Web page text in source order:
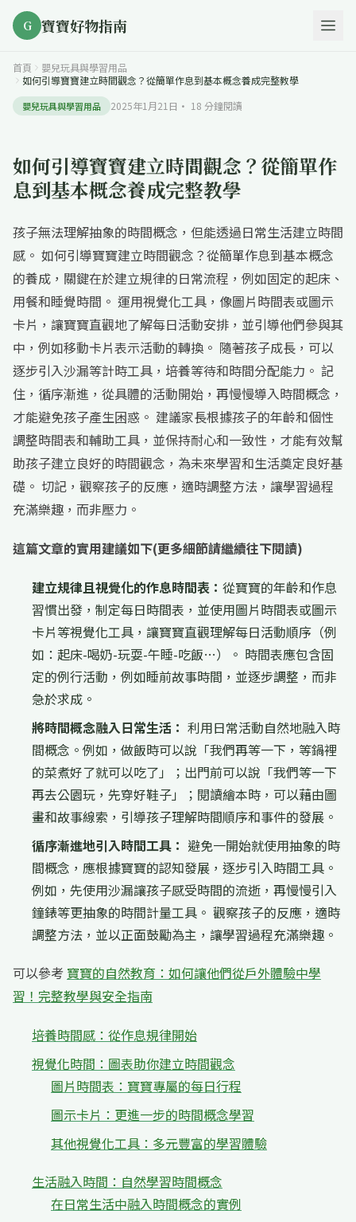
G 寶寶好物指南
首頁
嬰兒玩具與學習用品
如何引導寶寶建立時間觀念？從簡單作息到基本概念養成完整教學
嬰兒玩具與學習用品 2025年1月21日 · 18 分鐘閱讀
如何引導寶寶建立時間觀念？從簡單作
息到基本概念養成完整教學
孩子無法理解抽象的時間概念，但能透過日常生活建立時間
感。 如何引導寶寶建立時間觀念？從簡單作息到基本概念
的養成，關鍵在於建立規律的日常流程，例如固定的起床、
用餐和睡覺時間。 運用視覺化工具，像圖片時間表或圖示
卡片，讓寶寶直觀地了解每日活動安排，並引導他們參與其
中，例如移動卡片表示活動的轉換。 隨著孩子成長，可以
逐步引入沙漏等計時工具，培養等待和時間分配能力。 記
住，循序漸進，從具體的活動開始，再慢慢導入時間概念，
才能避免孩子產生困惑。 建議家長根據孩子的年齡和個性
調整時間表和輔助工具，並保持耐心和一致性，才能有效幫
助孩子建立良好的時間觀念，為未來學習和生活奠定良好基
礎。 切記，觀察孩子的反應，適時調整方法，讓學習過程
充滿樂趣，而非壓力。
這篇文章的實用建議如下(更多細節請繼續往下閱讀)
建立規律且視覺化的作息時間表： 從寶寶的年齡和作息
習慣出發，制定每日時間表，並使用圖片時間表或圖示
卡片等視覺化工具，讓寶寶直觀理解每日活動順序（例
如：起床-喝奶-玩耍-午睡-吃飯…）。 時間表應包含固
定的例行活動，例如睡前故事時間，並逐步調整，而非
急於求成。
將時間概念融入日常生活： 利用日常活動自然地融入時
間概念。例如，做飯時可以說「我們再等一下，等鍋裡
的菜煮好了就可以吃了」；出門前可以說「我們等一下
再去公園玩，先穿好鞋子」；閱讀繪本時，可以藉由圖
畫和故事線索，引導孩子理解時間順序和事件的發展。
循序漸進地引入時間工具： 避免一開始就使用抽象的時
間概念，應根據寶寶的認知發展，逐步引入時間工具。
例如，先使用沙漏讓孩子感受時間的流逝，再慢慢引入
鐘錶等更抽象的時間計量工具。 觀察孩子的反應，適時
調整方法，並以正面鼓勵為主，讓學習過程充滿樂趣。
可以參考 寶寶的自然教育：如何讓他們從戶外體驗中學
習！完整教學與安全指南
培養時間感：從作息規律開始
視覺化時間：圖表助你建立時間觀念
圖片時間表：寶寶專屬的每日行程
圖示卡片：更進一步的時間概念學習
其他視覺化工具：多元豐富的學習體驗
生活融入時間：自然學習時間概念
在日常生活中融入時間概念的實例